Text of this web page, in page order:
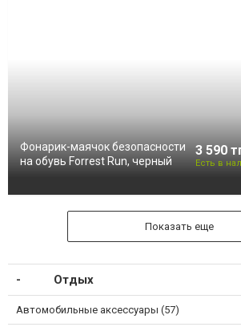
Фонарик-маячок безопасности
на обувь Forrest Run, черный
3 590
Есть в
Показать еще
Отдых
Автомобильные аксессуары (57)